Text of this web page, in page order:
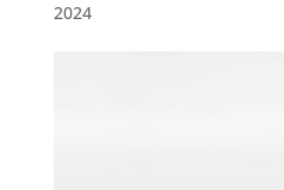
2024